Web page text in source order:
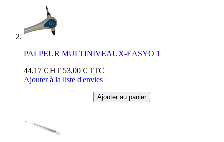
PALPEUR MULTINIVEAUX-EASYO 1
44,17 € HT 53,00 € TTC
Ajouter à la liste d'envies
Ajouter au panier